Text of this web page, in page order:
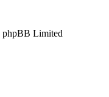
Limited